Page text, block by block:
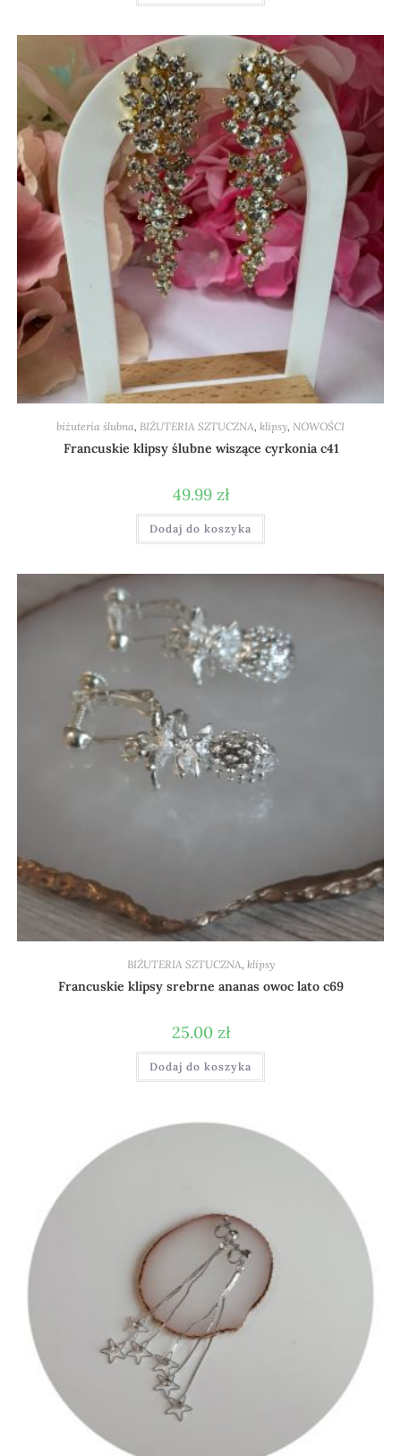
biżuteria ślubna, BIŻUTERIA SZTUCZNA, klipsy, NOWOŚCI
Francuskie klipsy ślubne wiszące cyrkonia c41
49.99 zł
Dodaj do koszyka
BIŻUTERIA SZTUCZNA, klipsy
Francuskie klipsy srebrne ananas owoc lato c69
25.00 zł
Dodaj do koszyka